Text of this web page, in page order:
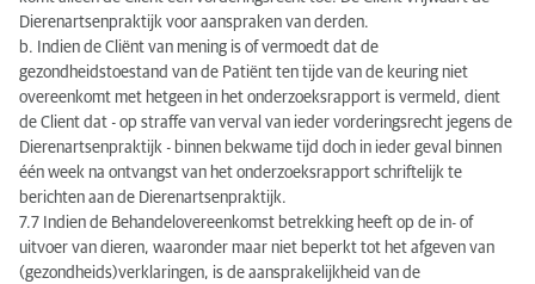
Dierenartsenpraktijk voor aanspraken van derden.
b. Indien de Cliënt van mening is of vermoedt dat de
gezondheidstoestand van de Patiënt ten tijde van de keuring niet
overeenkomt met hetgeen in het onderzoeksrapport is vermeld, dient
de Client dat - op straffe van verval van ieder vorderingsrecht jegens de
Dierenartsenpraktijk - binnen bekwame tijd doch in ieder geval binnen
één week na ontvangst van het onderzoeksrapport schriftelijk te
berichten aan de Dierenartsenpraktijk.
7.7 Indien de Behandelovereenkomst betrekking heeft op de in- of
uitvoer van dieren, waaronder maar niet beperkt tot het afgeven van
(gezondheids)verklaringen, is de aansprakelijkheid van de